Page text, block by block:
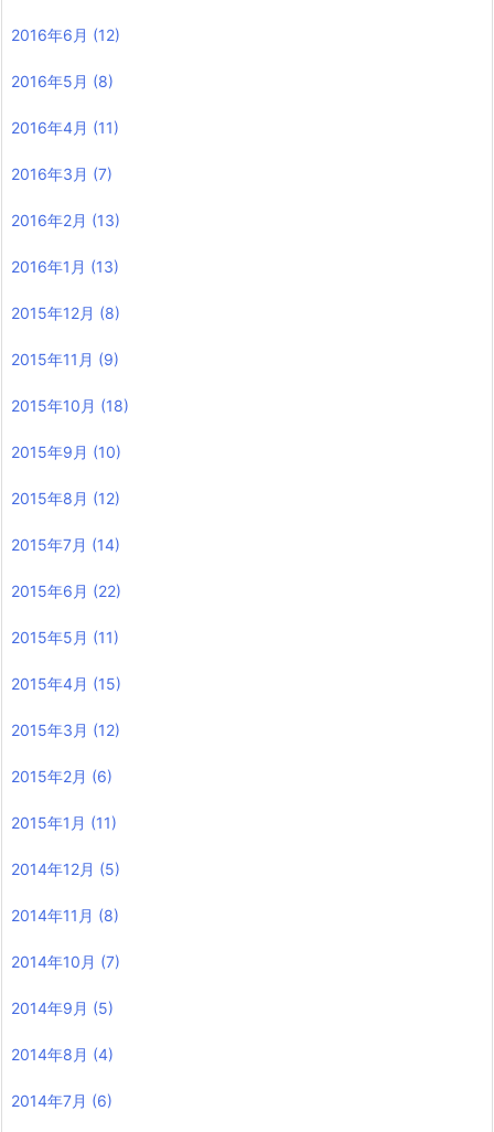
2016年6月 (12)
2016年5月 (8)
2016年4月 (11)
2016年3月 (7)
2016年2月 (13)
2016年1月 (13)
2015年12月 (8)
2015年11月 (9)
2015年10月 (18)
2015年9月 (10)
2015年8月 (12)
2015年7月 (14)
2015年6月 (22)
2015年5月 (11)
2015年4月 (15)
2015年3月 (12)
2015年2月 (6)
2015年1月 (11)
2014年12月 (5)
2014年11月 (8)
2014年10月 (7)
2014年9月 (5)
2014年8月 (4)
2014年7月 (6)